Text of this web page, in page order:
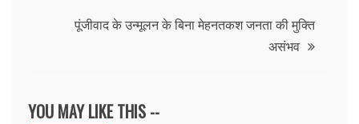
पूंजीवाद के उन्मूलन के बिना मेहनतकश जनता की मुक्ति
असंभव
YOU MAY LIKE THIS --